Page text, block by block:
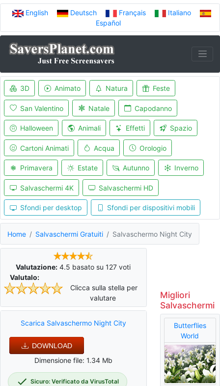
English Deutsch Français
Italiano
Español
3D Animato Natura Feste
San Valentino Natale Capodanno
Halloween Animali Effetti Spazio
Cartoni Animati Acqua Orologio
Primavera Estate Autunno Inverno
Salvaschermi 4K Salvaschermi HD
Sfondi per desktop Sfondi per dispositivi mobili
Home Salvaschermi Gratuiti Salvaschermo Night City
Valutazione: 4.5 basato su127 voti
Valutalo:
Clicca sulla stella per
valutare
Scarica Salvaschermo Night City
DOWNLOAD
Dimensione file: 1.34 Mb
Sicuro: Verificato da VirusTotal
Migliori
Salvaschermi
Butterflies
World